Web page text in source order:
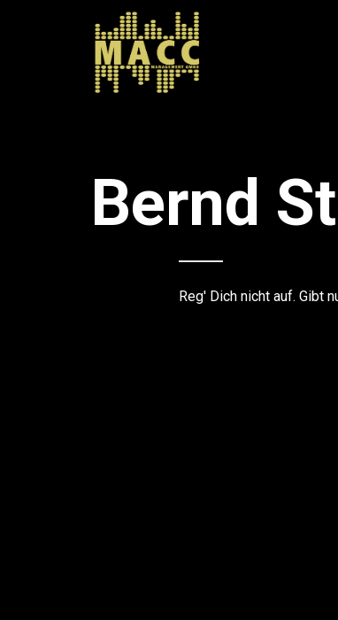
Bernd
Reg' Dich nicht auf. Gibt